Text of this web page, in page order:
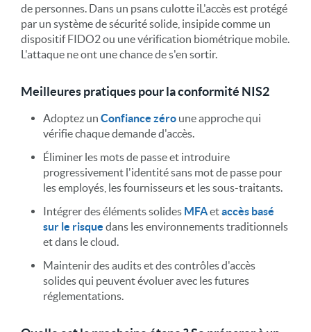
de personnes. Dans un psans culotte iL'accès est protégé
par un système de sécurité solide, insipidecomme un
dispositif FIDO2 ou une vérification biométrique mobile.
L'attaque neont une chance de s'en sortir.
Meilleures pratiques pour la conformité NIS2
Adoptez un Confiance zéro une approche qui
vérifie chaque demande d'accès.
Éliminer les mots de passe et introduire
progressivement l'identité sans mot de passe pour
les employés, les fournisseurs et les sous-traitants.
Intégrer des éléments solides MFAetaccès basé
sur le risque dans les environnements traditionnels
et dans le cloud.
Maintenir des audits et des contrôles d'accès
solides qui peuvent évoluer avec les futures
réglementations.